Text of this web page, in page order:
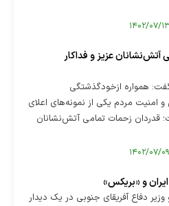
آتش‌نشانان عزیز و فداکار
همواره ازخودگذشتگی
امنیت مردم یکی از نمونه‌های اعلای
قدردان زحمات تمامی آتش‌نشانان
و «بریکس»
دفاع آفریقای جنوبی در یک دیدار